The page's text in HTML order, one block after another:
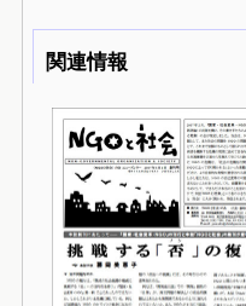
関連情報